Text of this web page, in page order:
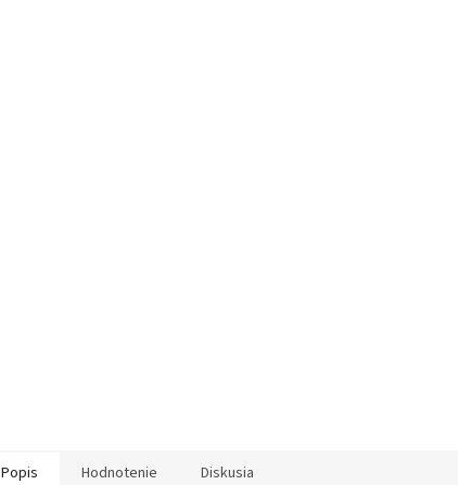
Popis Hodnotenie Diskusia